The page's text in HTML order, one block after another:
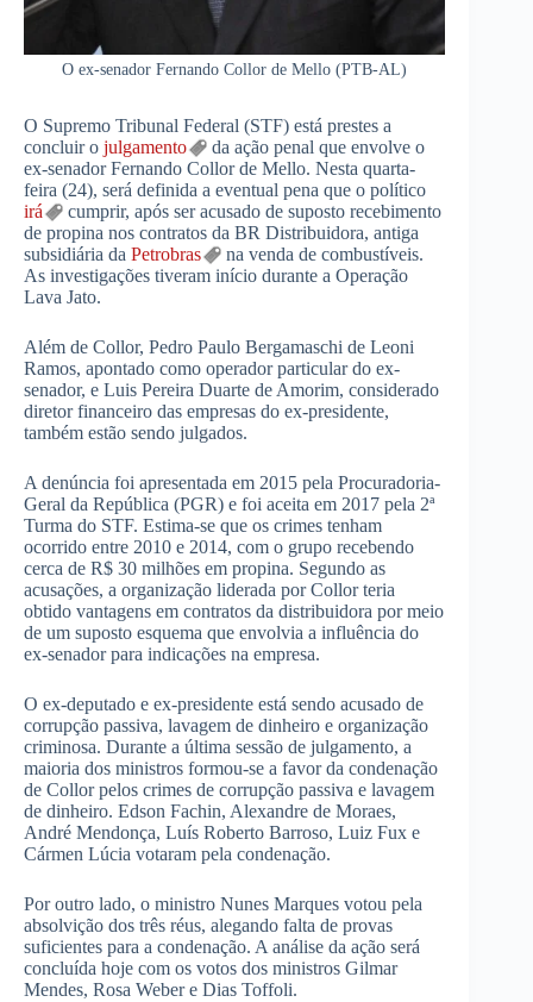
O ex-senador Fernando Collor de Mello (PTB-AL)
O Supremo Tribunal Federal (STF) está prestes a
concluir o julgamento
da ação penal que envolve o
ex-senador Fernando Collor de Mello. Nesta quarta-
feira (24), será definida a eventual pena que o político
irá
cumprir, após ser acusado de suposto recebimento
de propina nos contratos da BR Distribuidora, antiga
subsidiária da Petrobras
na venda de combustíveis.
As investigações tiveram início durante a Operação
Lava Jato.
Além de Collor, Pedro Paulo Bergamaschi de Leoni
Ramos, apontado como operador particular do ex-
senador, e Luis Pereira Duarte de Amorim, considerado
diretor financeiro das empresas do ex-presidente,
também estão sendo julgados.
A denúncia foi apresentada em 2015 pela Procuradoria-
Geral da República (PGR) e foi aceita em 2017 pela 2ª
Turma do STF. Estima-se que os crimes tenham
ocorrido entre 2010 e 2014, com o grupo recebendo
cerca de R$ 30 milhões em propina. Segundo as
acusações, a organização liderada por Collor teria
obtido vantagens em contratos da distribuidora por meio
de um suposto esquema que envolvia a influência do
ex-senador para indicações na empresa.
O ex-deputado e ex-presidente está sendo acusado de
corrupção passiva, lavagem de dinheiro e organização
criminosa. Durante a última sessão de julgamento, a
maioria dos ministros formou-se a favor da condenação
de Collor pelos crimes de corrupção passiva e lavagem
de dinheiro. Edson Fachin, Alexandre de Moraes,
André Mendonça, Luís Roberto Barroso, Luiz Fux e
Cármen Lúcia votaram pela condenação.
Por outro lado, o ministro Nunes Marques votou pela
absolvição dos três réus, alegando falta de provas
suficientes para a condenação. A análise da ação será
concluída hoje com os votos dos ministros Gilmar
Mendes, Rosa Weber e Dias Toffoli.